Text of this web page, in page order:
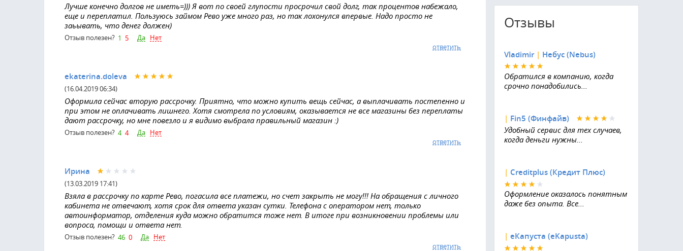
Лучше конечно долгов не иметь=))) Я вот по своей глупости просрочил свой долг, так процентов набежало,
еще и переплатил. Пользуюсь займом Рево уже много раз, но так лохонулся впервые. Надо просто не
заьывать, что денег должен)
Отзыв полезен? 1 5 Да Нет
ответить
ekaterina.doleva
(16.04.2019 06:34)
Оформила сейчас вторую рассрочку. Приятно, что можно купить вещь сейчас, а выплачивать постепенно и
при этом не оплачивать лишнего. Хотя смотрела по условиям, оказывается не все магазины без переплаты
дают рассрочку, но мне повезло и я видимо выбрала правильный магазин :)
Отзыв полезен? 4 4 Да Нет
ответить
Ирина
(13.03.2019 17:41)
Взяла в рассрочку по карте Рево, погасила все платежи, но счет закрыть не могу!!! На обращения с личного
кабинета не отвечают, хотя срок для ответа указан сутки. Телефона с оператором нет, только
автоинформатор, отделения куда можно обратится тоже нет. В итоге при возникновении проблемы или
вопроса, помощи и ответа нет.
Отзыв полезен? 46 0 Да Нет
ответить
Отзывы
Vladimir | Небус (Nebus)
Обратился в компанию, когда
срочно понадобились...
| Fin5 (Финфайв)
Удобный сервис для тех случаев,
когда деньги нужны...
| Creditplus (Кредит Плюс)
Оформление оказалось понятным
даже без опыта. Все...
| еКапуста (eKapusta)